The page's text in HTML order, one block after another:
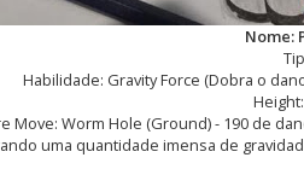
Nome:
Habilidade: Gravity Force (Dobra o
Move: Worm Hole (Ground) - 190 de
uma quantidade imensa de